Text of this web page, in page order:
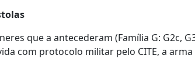
que a antecederam (Família G: G2c,
com protocolo militar pelo CITE, a